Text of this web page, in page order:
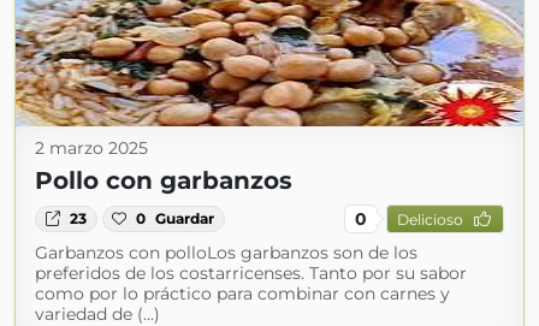
2 marzo 2025
Pollo con garbanzos
23 0 Guardar 0 Delicioso
Garbanzos con polloLos garbanzos son de los
preferidos de los costarricenses. Tanto por su sabor
como por lo práctico para combinar con carnes y
variedad de (...)